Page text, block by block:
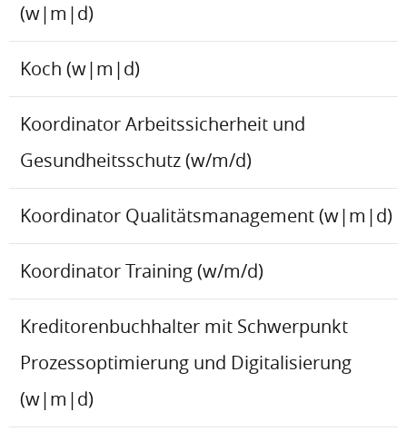
(w|m|d)
Koch (w|m|d)
Koordinator Arbeitssicherheit und
Gesundheitsschutz (w/m/d)
Koordinator Qualitätsmanagement (w|m|d)
Koordinator Training (w/m/d)
Kreditorenbuchhalter mit Schwerpunkt
Prozessoptimierung und Digitalisierung
(w|m|d)